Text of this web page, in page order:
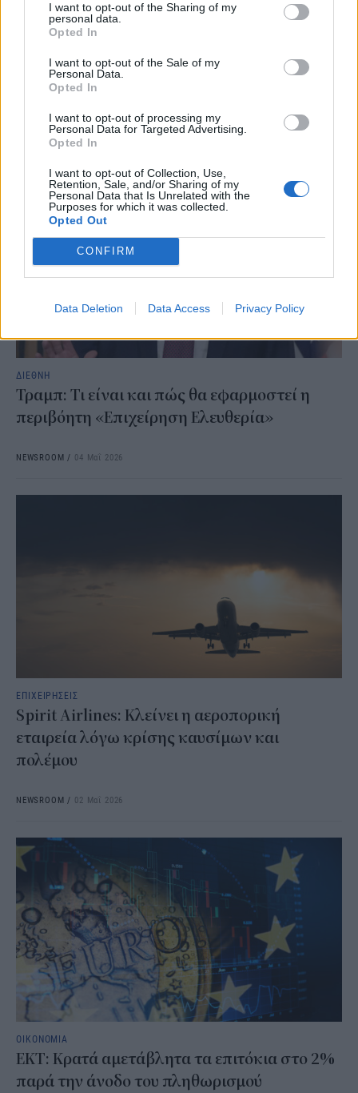
I want to opt-out of the Sharing of my
personal data.
Opted In
I want to opt-out of the Sale of my
Personal Data.
Opted In
I want to opt-out of processing my
Personal Data for Targeted Advertising.
Opted In
I want to opt-out of Collection, Use,
Retention, Sale, and/or Sharing of my
Personal Data that Is Unrelated with the
Purposes for which it was collected.
Opted Out
CONFIRM
Data Deletion Data Access Privacy Policy
ΟΙΚΟΝΟΜΙΑ
για την Ευρώπη» - Συνέντευξη στο
Bloomberg
NEWSROOM/04 Μαΐ 2026
ΔΙΕΘΝΗ
Τραμπ: Τι είναι και πώς θα εφαρμοστεί η
περιβόητη «Επιχείρηση Ελευθερία»
NEWSROOM / 04 Μαΐ 2026
ΕΠΙΧΕΙΡΗΣΕΙΣ
Spirit Airlines: Κλείνει η αεροπορική
εταιρεία λόγω κρίσης καυσίμων και
πολέμου
NEWSROOM / 02 Μαΐ 2026
ΟΙΚΟΝΟΜΙΑ
ΕΚΤ: Κρατά αμετάβλητα τα επιτόκια στο 2%
παρά την άνοδο του πληθωρισμού